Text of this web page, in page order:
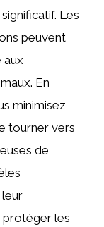
significatif. Les
peuvent
aux
En
minimisez
tourner vers
de
protéger les